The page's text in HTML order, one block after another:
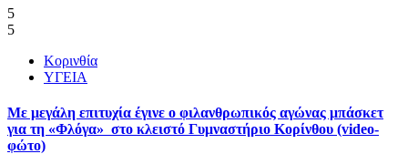
5
5
Κορινθία
ΥΓΕΙΑ
Με μεγάλη επιτυχία έγινε ο φιλανθρωπικός αγώνας μπάσκετ
για τη «Φλόγα» στο κλειστό Γυμναστήριο Κορίνθου (video-
φώτο)